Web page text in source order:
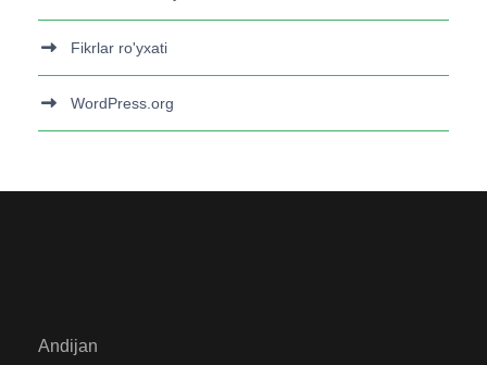
Fikrlar ro'yxati
WordPress.org
Andijan